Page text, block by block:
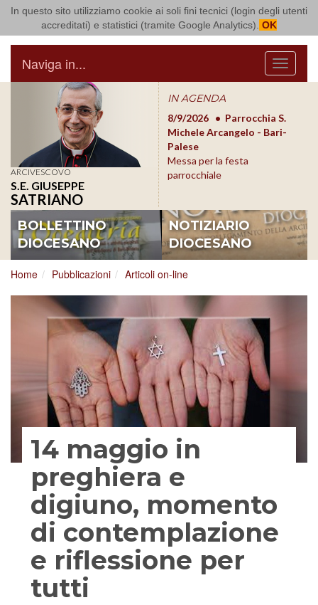
In questo sito utilizziamo cookie ai soli fini tecnici (login degli utenti
accreditati) e statistici (tramite Google Analytics). OK
Arcidiocesi di Bari Bitonto
Menu
Naviga in...
ARCIVESCOVO
S.E. GIUSEPPE
SATRIANO
IN AGENDA
8/17/2026
Conversano
Conferenza Episcopale
Pugliese
8/9/2026
Parrocchia S.
Michele Arcangelo - Bari-
Palese
Messa per la festa
parrocchiale
BOLLETTINO
DIOCESANO
NOTIZIARIO
DIOCESANO
Home Pubblicazioni Articoli on-line
14 maggio in
preghiera e
digiuno, momento
di contemplazione
e riflessione per
tutti